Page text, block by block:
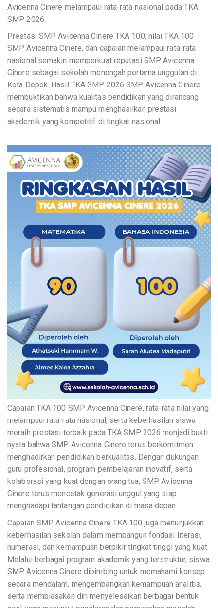
Avicenna Cinere melampaui rata-rata nasional pada TKA
SMP 2026.
Prestasi SMP Avicenna Cinere TKA 100, nilai TKA 100
SMP Avicenna Cinere, dan capaian melampaui rata-rata
nasional semakin memperkuat reputasi SMP Avicenna
Cinere sebagai sekolah menengah pertama unggulan di
Kota Depok. Hasil TKA SMP 2026 SMP Avicenna Cinere
membuktikan bahwa kualitas pendidikan yang dirancang
secara sistematis mampu menghasilkan prestasi
akademik yang kompetitif di tingkat nasional.
Capaian TKA 100 SMP Avicenna Cinere, rata-rata nilai yang
melampaui rata-rata nasional, serta keberhasilan siswa
meraih prestasi terbaik pada TKA SMP 2026 menjadi bukti
nyata bahwa SMP Avicenna Cinere terus berkomitmen
menghadirkan pendidikan berkualitas. Dengan dukungan
guru profesional, program pembelajaran inovatif, serta
kolaborasi yang kuat dengan orang tua, SMP Avicenna
Cinere terus mencetak generasi unggul yang siap
menghadapi tantangan pendidikan di masa depan.
Capaian SMP Avicenna Cinere TKA 100 juga menunjukkan
keberhasilan sekolah dalam membangun fondasi literasi,
numerasi, dan kemampuan berpikir tingkat tinggi yang kuat.
Melalui berbagai program akademik yang terstruktur, siswa
SMP Avicenna Cinere dibimbing untuk memahami konsep
secara mendalam, mengembangkan kemampuan analitis,
serta membiasakan diri menyelesaikan berbagai bentuk